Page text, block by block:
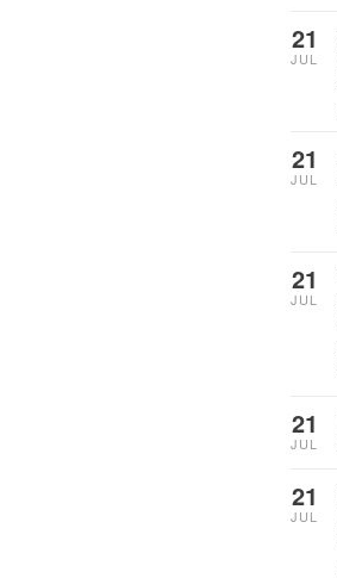
21
JUL
21
JUL
21
JUL
21
JUL
21
JUL